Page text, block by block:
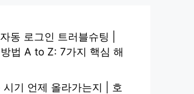
동 로그인 트러블슈팅 |
법 A to Z: 7가지 핵심 해
시기 언제 올라가는지 | 호